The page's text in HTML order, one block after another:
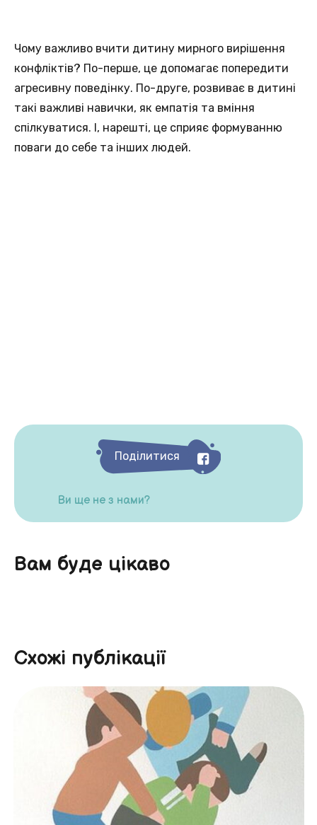
Чому важливо вчити дитину мирного вирішення
конфліктів? По-перше, це допомагає попередити
агресивну поведінку. По-друге, розвиває в дитині
такі важливі навички, як емпатія та вміння
спілкуватися. І, нарешті, це сприяє формуванню
поваги до себе та інших людей.
Поділитися
Ви ще не з нами?
Вам буде цікаво
Схожі публікації